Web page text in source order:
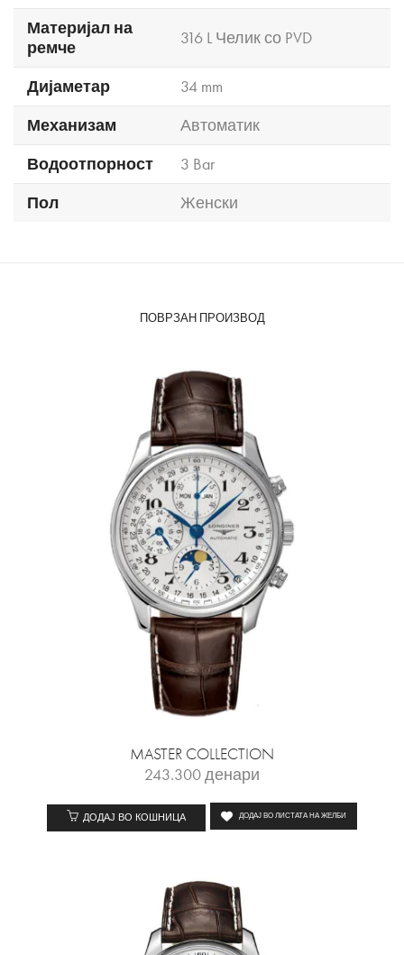
Материјал на
ремче
316 L Челик со PVD
Дијаметар
34 mm
Механизам
Автоматик
Водоотпорност
3 Bar
Пол
Женски
ПОВРЗАН ПРОИЗВОД
MASTER COLLECTION
243.300денари
ДОДАЈ ВО КОШНИЦА ДОДАЈ ВО ЛИСТАТА НА ЖЕЛБИ